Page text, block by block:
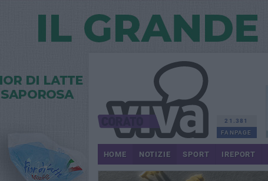
21.381
FANPAGE
HOME NOTIZIE SPORT IREPORT